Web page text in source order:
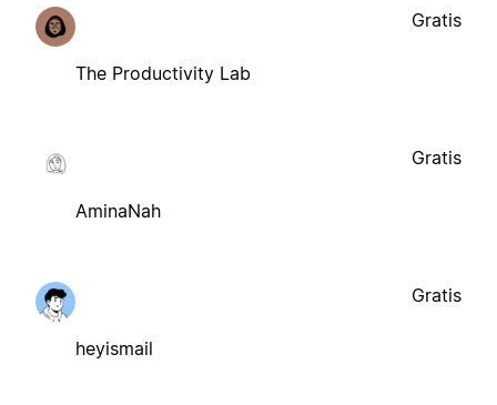
The Productivity Lab
Gratis
AminaNah
Gratis
heyismail
Gratis